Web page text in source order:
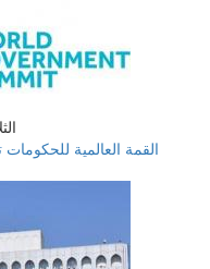
الثلاثاء
القمة العالمية